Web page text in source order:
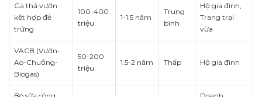
Gà thả vườn
kết hợp đẻ
trứng
100-400
triệu
1-1.5 năm
Trung
bình
Hộ gia đình,
Trang trại
vừa
VACB (Vườn-
Ao-Chuồng-
Biogas)
50-200
triệu
1.5-2 năm Thấp Hộ gia đình